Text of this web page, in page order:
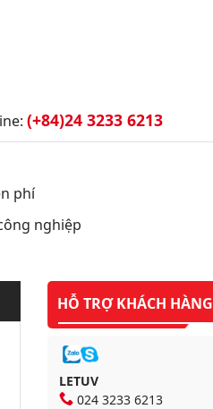
(+84)24 3233 6213
phí
nghiệp
HỖ TRỢ KHÁCH HÀNG
LETUV
024 3233 6213